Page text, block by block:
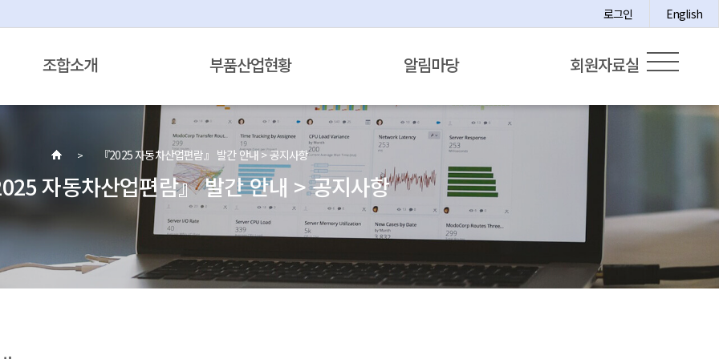
로그인 English
조합소개 부품산업현황 알림마당 회원자료실
『2025 자동차산업편람』 발간 안내 > 공지사항
자동차산업편람』 발간 안내 > 공지사항